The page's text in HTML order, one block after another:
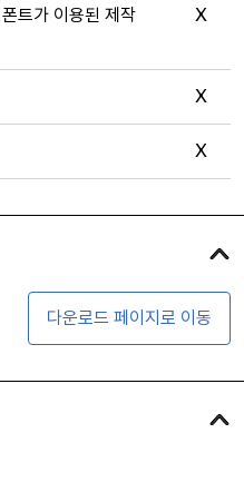
트가 이용된 제작
X
X
X
다운로드 페이지로 이동